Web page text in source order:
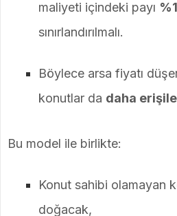
maliyeti içindeki payı
sınırlandırılmalı.
Böylece arsa fiyatı
konutlar da daha
Bu model ile birlikte:
Konut sahibi olamayan
doğacak,